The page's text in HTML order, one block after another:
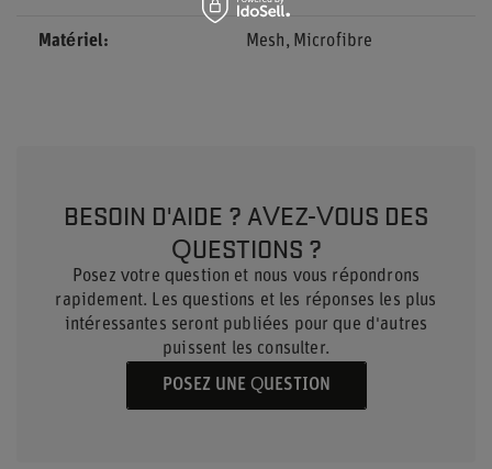
Matériel Mesh Microfibre
BESOIN D'AIDE ? AVEZ-VOUS DES
QUESTIONS ?
Posez votre question et nous vous répondrons
rapidement. Les questions et les réponses les plus
intéressantes seront publiées pour que d'autres
puissent les consulter.
POSEZ UNE QUESTION